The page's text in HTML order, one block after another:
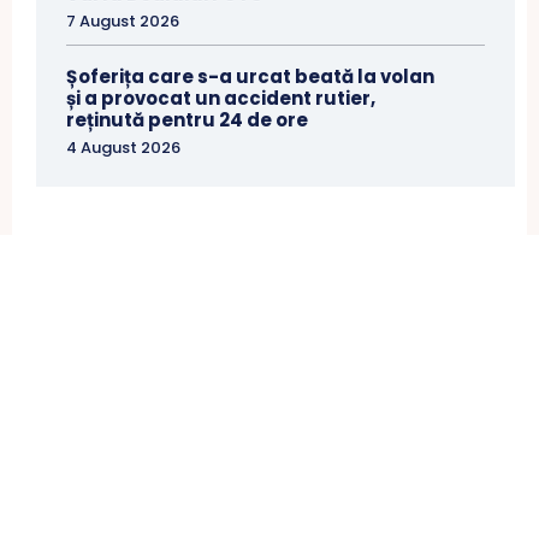
7 August 2026
Șoferița care s-a urcat beată la volan
și a provocat un accident rutier,
reținută pentru 24 de ore
4 August 2026